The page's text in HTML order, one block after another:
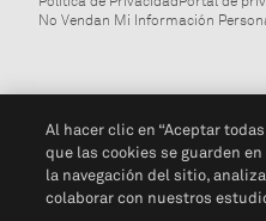
No Vendan Mi Información
Al hacer clic en “Aceptar
que las cookies se guarden
la navegación del sitio,
colaborar con nuestros